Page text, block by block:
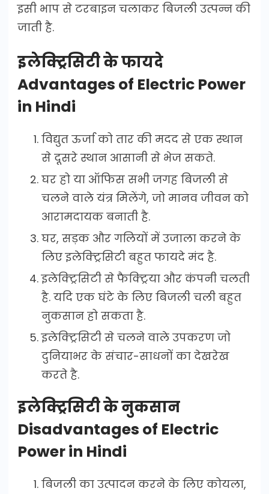
इसी भाप से टरबाइन चलाकर बिजली उत्पन्न की
जाती है.
इलेक्ट्रिसिटी के फायदे
Advantages of Electric Power
in Hindi
विद्युत ऊर्जा को तार की मदद से एक स्थान
से दूसरे स्थान आसानी से भेज सकते.
घर हो या ऑफिस सभी जगह बिजली से
चलने वाले यंत्र मिलेंगे, जो मानव जीवन को
आरामदायक बनाती है.
घर, सड़क और गलियों में उजाला करने के
लिए इलेक्ट्रिसिटी बहुत फायदे मंद है.
इलेक्ट्रिसिटी से फैक्ट्रिया और कंपनी चलती
है. यदि एक घंटे के लिए बिजली चली बहुत
नुकसान हो सकता है.
इलेक्ट्रिसिटी से चलने वाले उपकरण जो
दुनियाभर के संचार-साधनों का देखरेख
करते है.
इलेक्ट्रिसिटी के नुकसान
Disadvantages of Electric
Power in Hindi
बिजली का उत्पादन करने के लिए कोयला,